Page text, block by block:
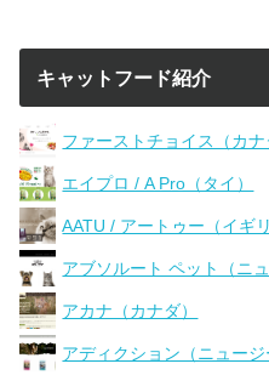
キャットフード紹介
ファーストチョイス（カナ
エイプロ / A Pro（タイ）
AATU / アートゥー（イギリ
アブソルート ペット（ニ
アカナ（カナダ）
アディクション（ニュージ